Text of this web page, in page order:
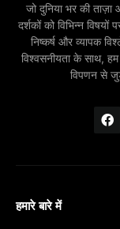
जो दुनिया भर की
दर्शकों को विभिन्न विषयों
निष्कर्ष और व्यापक
विश्वसनीयता के साथ, हम
विपणन से
हमारे बारे में